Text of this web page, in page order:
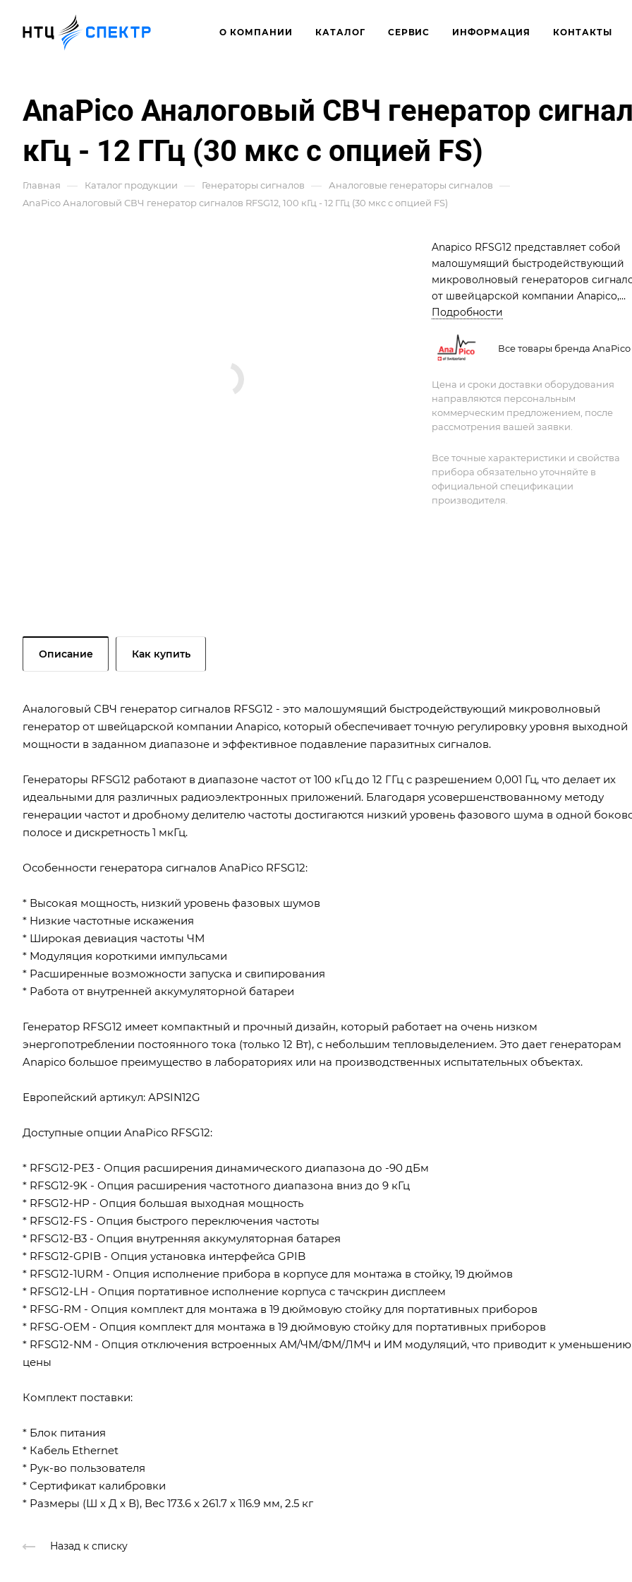
О КОМПАНИИ КАТАЛОГ СЕРВИС ИНФОРМАЦИЯ КОНТАКТЫ
AnaPico Аналоговый СВЧ генератор
кГц - 12 ГГц (30 мкс с опцией FS)
Главная — Каталог продукции — Генераторы сигналов — Аналоговые генераторы сигналов —
AnaPico Аналоговый СВЧ генератор сигналов RFSG12, 100 кГц - 12 ГГц (30 мкс с опцией FS)
Anapico RFSG12 представляет собой
малошумящий быстродействующий
микроволновый генераторов
от швейцарской компании Anapico,
охватывающих диапазоны частот от
Подробности
Все товары бренда AnaPico
Цена и сроки доставки оборудования
направляются персональным
коммерческим предложением, после
рассмотрения вашей заявки.
Все точные характеристики и свойства
прибора обязательно уточняйте в
официальной спецификации
производителя.
Описание Как купить
Аналоговый СВЧ генератор сигналов RFSG12 - это малошумящий быстродействующий микроволновый
генератор от швейцарской компании Anapico, который обеспечивает точную регулировку уровня выходной
мощности в заданном диапазоне и эффективное подавление паразитных сигналов.
Генераторы RFSG12 работают в диапазоне частот от 100 кГц до 12 ГГц с разрешением 0,001 Гц, что делает их
идеальными для различных радиоэлектронных приложений. Благодаря усовершенствованному методу
генерации частот и дробному делителю частоты достигаются низкий уровень фазового шума в одной
полосе и дискретность 1 мкГц.
Особенности генератора сигналов AnaPico RFSG12:
* Высокая мощность, низкий уровень фазовых шумов
* Низкие частотные искажения
* Широкая девиация частоты ЧМ
* Модуляция короткими импульсами
* Расширенные возможности запуска и свипирования
* Работа от внутренней аккумуляторной батареи
Генератор RFSG12 имеет компактный и прочный дизайн, который работает на очень низком
энергопотреблении постоянного тока (только 12 Вт), с небольшим тепловыделением. Это дает генераторам
Anapico большое преимущество в лабораториях или на производственных испытательных объектах.
Европейский артикул: APSIN12G
Доступные опции AnaPico RFSG12:
* RFSG12-PE3 - Опция расширения динамического диапазона до -90 дБм
* RFSG12-9K - Опция расширения частотного диапазона вниз до 9 кГц
* RFSG12-HP - Опция большая выходная мощность
* RFSG12-FS - Опция быстрого переключения частоты
* RFSG12-B3 - Опция внутренняя аккумуляторная батарея
* RFSG12-GPIB - Опция установка интерфейса GPIB
* RFSG12-1URM - Опция исполнение прибора в корпусе для монтажа в стойку, 19 дюймов
* RFSG12-LH - Опция портативное исполнение корпуса с тачскрин дисплеем
* RFSG-RM - Опция комплект для монтажа в 19 дюймовую стойку для портативных приборов
* RFSG-OEM - Опция комплект для монтажа в 19 дюймовую стойку для портативных приборов
* RFSG12-NM - Опция отключения встроенных АМ/ЧМ/ФМ/ЛМЧ и ИМ модуляций, что приводит к уменьшению
цены
Комплект поставки:
* Блок питания
* Кабель Ethernet
* Рук-во пользователя
* Сертификат калибровки
* Размеры (Ш x Д x В), Вес 173.6 x 261.7 x 116.9 мм, 2.5 кг
Назад к списку